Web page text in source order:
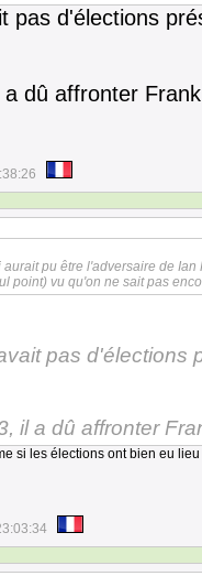
pas d'élections
dû affronter
aurait pu être l'adversaire de
point) vu qu'on ne sait pas
pas d'élections
il a dû affronter
si les élections ont bien eu